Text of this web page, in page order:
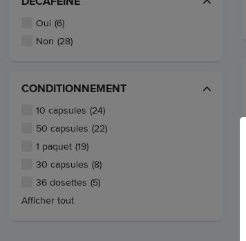
Oui (6)
Non (28)
CONDITIONNEMENT
10 capsules (24)
50 capsules (22)
1 paquet (19)
30 capsules (8)
36 dosettes (5)
Afficher tout